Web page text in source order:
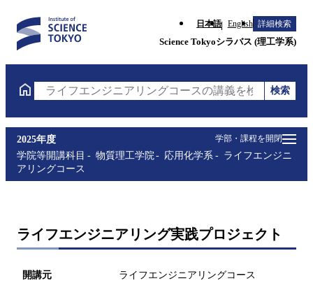
日本語 English 詳細検索
Science Tokyoシラバス (理工学系)
ライフエンジニアリングコースの講義を検索（講義
検索
学部・課程を開閉
2025年度
学院等開講科目
物質理工学院 応用化学系
ライフエンジニ
アリングコース
ライフエンジニアリング実践プロジェクト
開講元 ライフエンジニアリングコース